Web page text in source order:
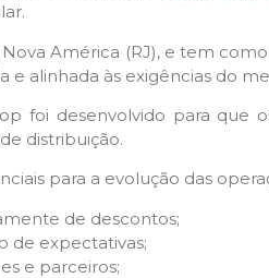
América (RJ), e tem
alinhada às exigências do
foi desenvolvido para que
distribuição.
para a evolução das
de descontos;
de expectativas;
e parceiros;